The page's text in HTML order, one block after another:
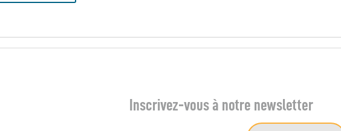
Inscrivez-vous à notre newsletter